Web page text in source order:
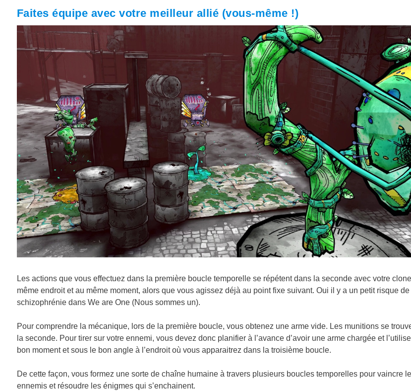
Faites équipe avec votre meilleur allié (vous-même !)
Les actions que vous effectuez dans la première boucle temporelle se répétent dans la seconde avec votre
même endroit et au même moment, alors que vous agissez déjà au point fixe suivant. Oui il y a un petit risque de
schizophrénie dans We are One (Nous sommes un).
Pour comprendre la mécanique, lors de la première boucle, vous obtenez une arme vide. Les munitions se
la seconde. Pour tirer sur votre ennemi, vous devez donc planifier à l’avance d’avoir une arme chargée et
bon moment et sous le bon angle à l’endroit où vous apparaitrez dans la troisième boucle.
De cette façon, vous formez une sorte de chaîne humaine à travers plusieurs boucles temporelles pour vaincre
ennemis et résoudre les énigmes qui s’enchainent.